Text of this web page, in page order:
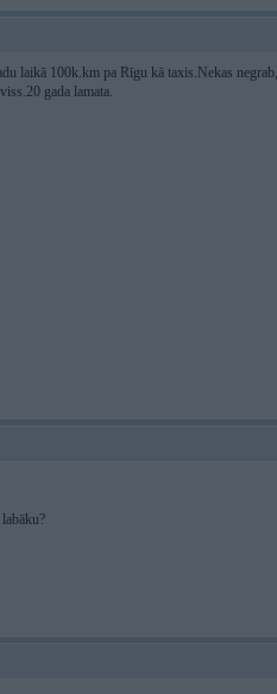
laikā 100k.km pa Rīgu kā taxis.Nekas
gada lamata.